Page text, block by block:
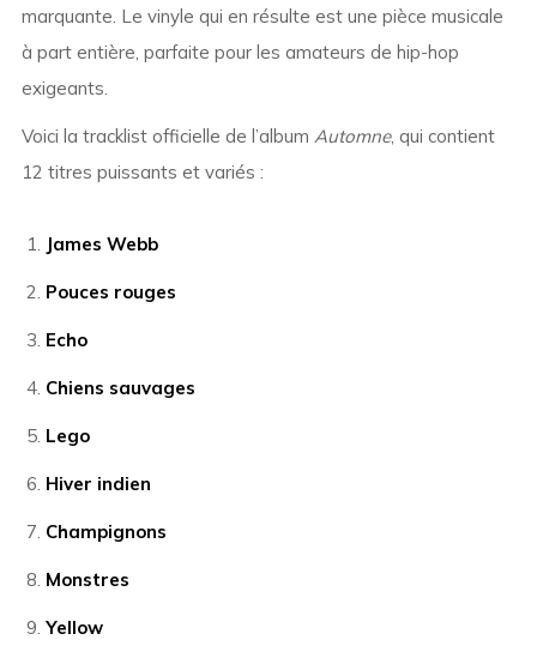
marquante. Le vinyle qui en résulte est une pièce musicale
à part entière, parfaite pour les amateurs de hip-hop
exigeants.
Voici la tracklist officielle de l’album Automne, qui contient
12 titres puissants et variés :
James Webb
Pouces rouges
Echo
Chiens sauvages
Lego
Hiver indien
Champignons
Monstres
Yellow